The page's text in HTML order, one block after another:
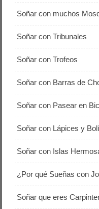
Soñar con muchos
Soñar con Tribunales
Soñar con Trofeos
Soñar con Barras de
Soñar con Pasear en
Soñar con Lápices y
Soñar con Islas
¿Por qué Sueñas con
Soñar que eres